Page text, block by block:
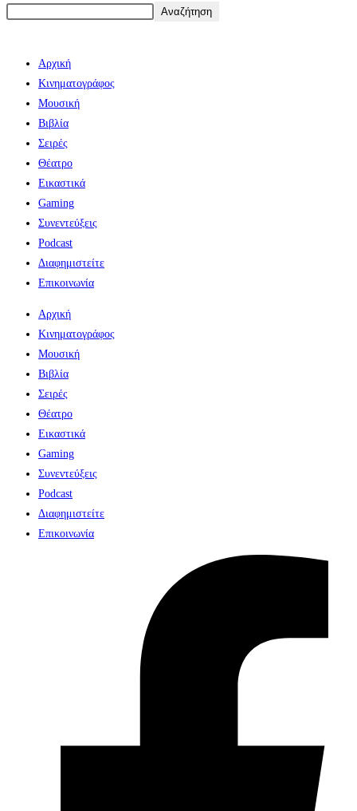
Αναζήτηση
Αρχική
Κινηματογράφος
Μουσική
Βιβλία
Σειρές
Θέατρο
Εικαστικά
Gaming
Συνεντεύξεις
Podcast
Διαφημιστείτε
Επικοινωνία
Αρχική
Κινηματογράφος
Μουσική
Βιβλία
Σειρές
Θέατρο
Εικαστικά
Gaming
Συνεντεύξεις
Podcast
Διαφημιστείτε
Επικοινωνία